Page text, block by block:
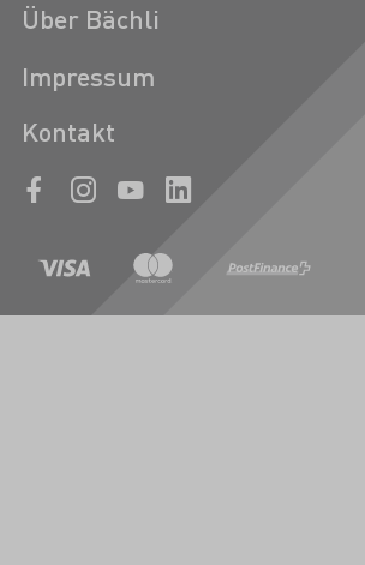
Über Bächli
Impressum
Kontakt